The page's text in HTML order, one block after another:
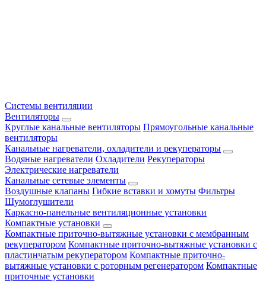
Системы вентиляции
Вентиляторы
Круглые канальные вентиляторы Прямоугольные канальные
вентиляторы
Канальные нагреватели, охладители и рекуператоры
Водяные нагреватели Охладители Рекуператоры
Электрические нагреватели
Канальные сетевые элементы
Воздушные клапаны Гибкие вставки и хомуты Фильтры
Шумоглушители
Каркасно-панельные вентиляционные установки
Компактные установки
Компактные приточно-вытяжные установки с мембранным
рекуператором Компактные приточно-вытяжные установки с
пластинчатым рекуператором Компактные приточно-
вытяжные установки с роторным регенератором Компактные
приточные установки